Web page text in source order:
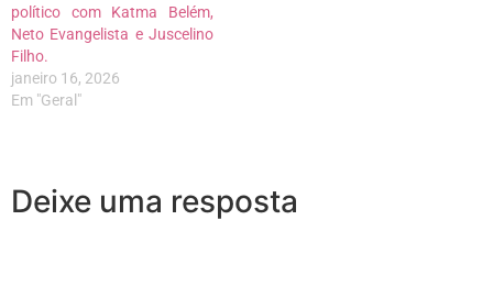
político com Katma Belém,
Neto Evangelista e Juscelino
Filho.
janeiro 16, 2026
Em "Geral"
Deixe uma resposta